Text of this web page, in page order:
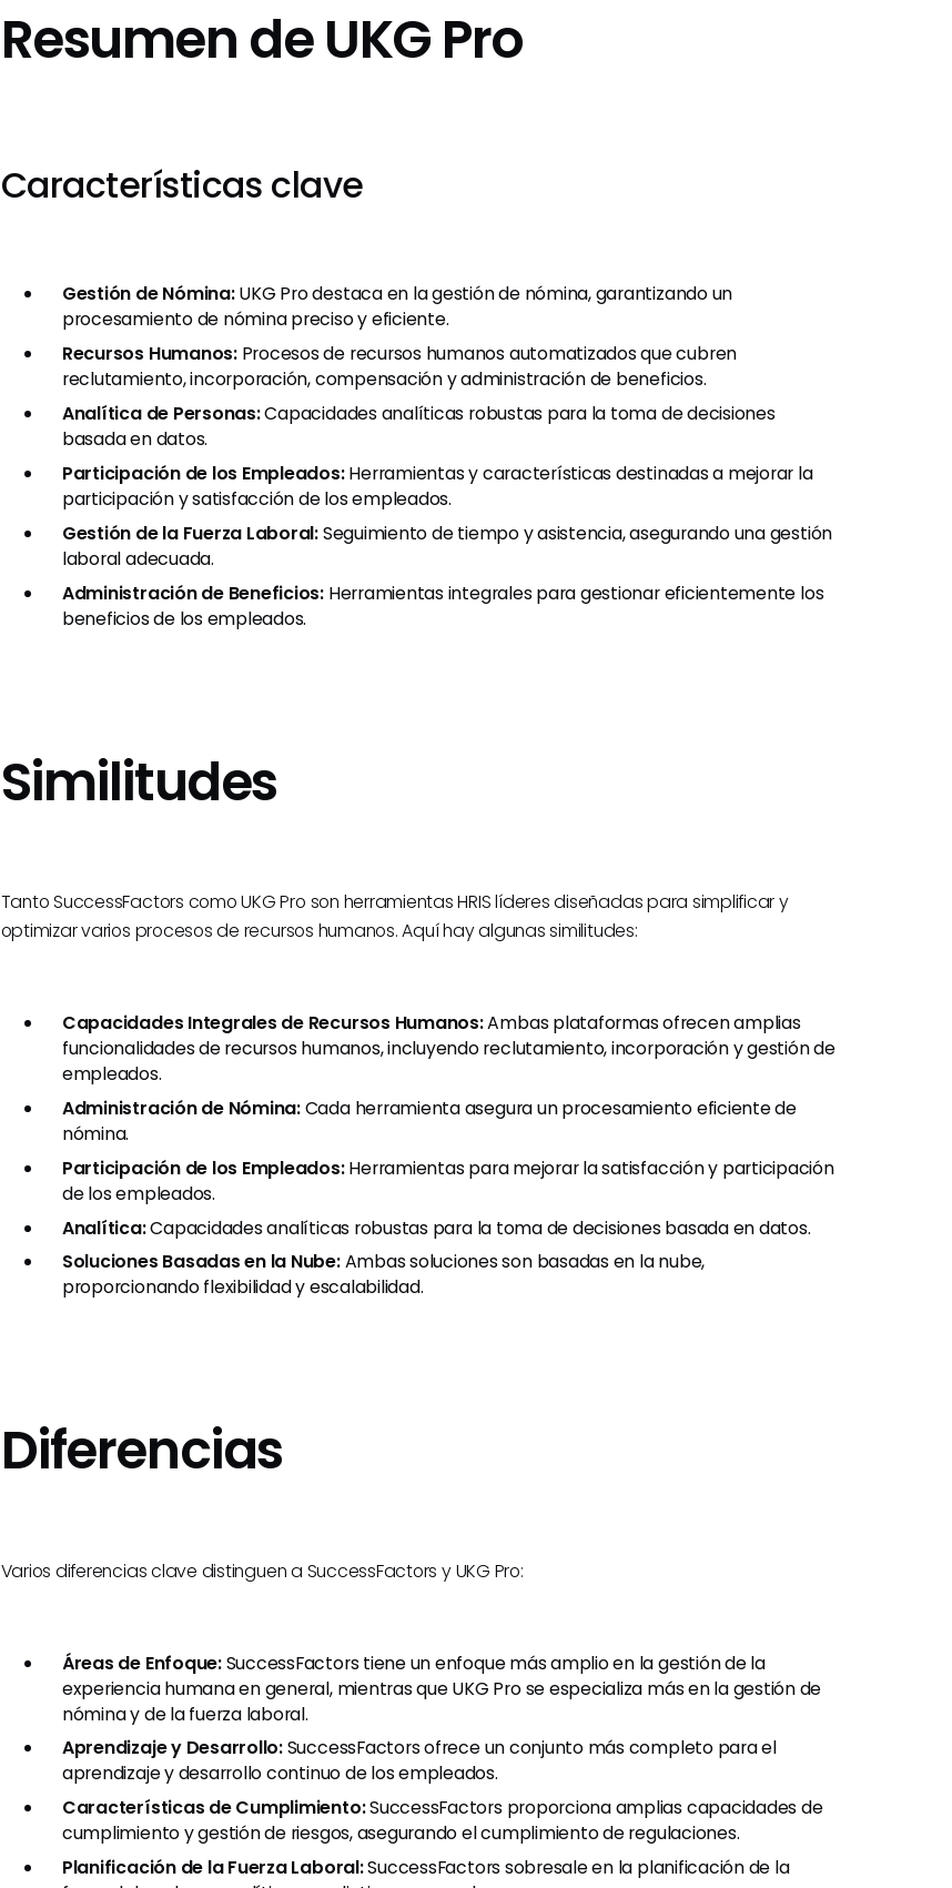
Resumen de UKG Pro
Características clave
Gestión de Nómina:UKG Pro destaca en la gestión de nómina, garantizando un
procesamiento de nómina preciso y eficiente.
Recursos Humanos:Procesos de recursos humanos automatizados que cubren
reclutamiento, incorporación, compensación y administración de beneficios.
Analítica de Personas:Capacidades analíticas robustas para la toma de decisiones
basada en datos.
Participación de los Empleados:Herramientas y características destinadas a mejorar la
participación y satisfacción de los empleados.
Gestión de la Fuerza Laboral:Seguimiento de tiempo y asistencia, asegurando una gestión
laboral adecuada.
Administración de Beneficios: Herramientas integrales para gestionar eficientemente los
beneficios de los empleados.
Similitudes
Tanto SuccessFactors como UKG Pro son herramientas HRIS líderes diseñadas para simplificar y
optimizar varios procesos de recursos humanos. Aquí hay algunas similitudes:
Capacidades Integrales de Recursos Humanos:Ambas plataformas ofrecen amplias
funcionalidades de recursos humanos, incluyendo reclutamiento, incorporación y gestión de
empleados.
Administración de Nómina:Cada herramienta asegura un procesamiento eficiente de
nómina.
Participación de los Empleados:Herramientas para mejorar la satisfacción y participación
de los empleados.
Analítica:Capacidades analíticas robustas para la toma de decisiones basada en datos.
Soluciones Basadas en la Nube:Ambas soluciones son basadas en la nube,
proporcionando flexibilidad y escalabilidad.
Diferencias
Varios diferencias clave distinguen a SuccessFactors y UKG Pro:
Áreas de Enfoque:SuccessFactors tiene un enfoque más amplio en la gestión de la
experiencia humana en general, mientras que UKG Pro se especializa más en la gestión de
nómina y de la fuerza laboral.
Aprendizaje y Desarrollo:SuccessFactors ofrece un conjunto más completo para el
aprendizaje y desarrollo continuo de los empleados.
Características de Cumplimiento:SuccessFactors proporciona amplias capacidades de
cumplimiento y gestión de riesgos, asegurando el cumplimiento de regulaciones.
Planificación de la Fuerza Laboral:SuccessFactors sobresale en la planificación de la